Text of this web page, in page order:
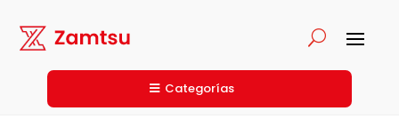
Categorías